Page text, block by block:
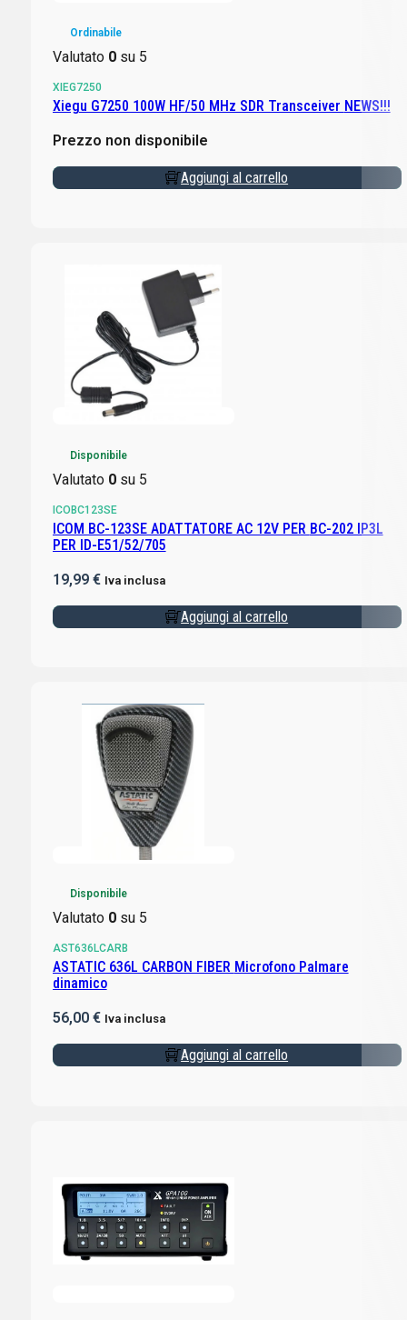
Ordinabile
Valutato 0su 5
XIEG7250
Xiegu G7250 100W HF/50 MHz SDR Transceiver NEWS!!!
Prezzo non disponibile
Aggiungi al carrello
Disponibile
Valutato 0su 5
ICOBC123SE
ICOM BC-123SE ADATTATORE AC 12V PER BC-202 IP3L
PER ID-E51/52/705
19,99 € Iva inclusa
Aggiungi al carrello
Disponibile
Valutato 0su 5
AST636LCARB
ASTATIC 636L CARBON FIBER Microfono Palmare
dinamico
56,00 € Iva inclusa
Aggiungi al carrello